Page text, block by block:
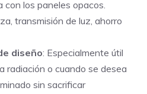
con los paneles opacos.
transmisión de luz, ahorro
diseño: Especialmente útil
radiación o cuando se desea
sin sacrificar